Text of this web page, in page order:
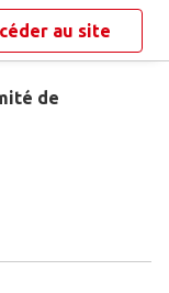
au site
de